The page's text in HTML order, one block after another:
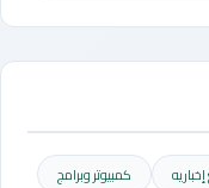
كمبيوتر وبرامج